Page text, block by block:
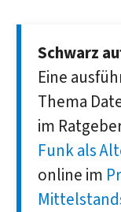
Schwarz
Eine
Thema
im
Funk als
online im